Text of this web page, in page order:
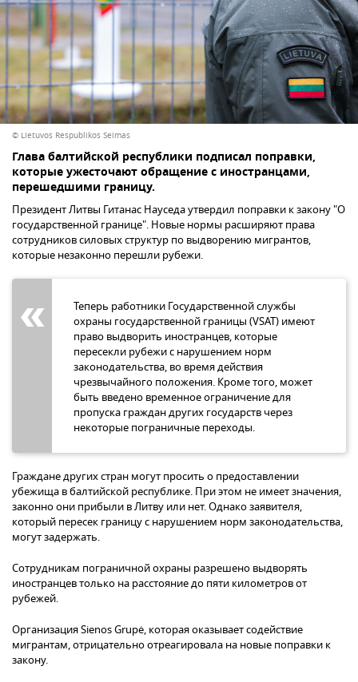
© Lietuvos Respublikos Seimas
Глава балтийской республики подписал поправки,
которые ужесточают обращение с иностранцами,
перешедшими границу.
Президент Литвы Гитанас Науседа утвердил поправки к закону "О
государственной границе". Новые нормы расширяют права
сотрудников силовых структур по выдворению мигрантов,
которые незаконно перешли рубежи.
Теперь работники Государственной службы
охраны государственной границы (VSAT) имеют
право выдворить иностранцев, которые
пересекли рубежи с нарушением норм
законодательства, во время действия
чрезвычайного положения. Кроме того, может
быть введено временное ограничение для
пропуска граждан других государств через
некоторые пограничные переходы.
Граждане других стран могут просить о предоставлении
убежища в балтийской республике. При этом не имеет значения,
законно они прибыли в Литву или нет. Однако заявителя,
который пересек границу с нарушением норм законодательства,
могут задержать.
Сотрудникам пограничной охраны разрешено выдворять
иностранцев только на расстояние до пяти километров от
рубежей.
Организация Sienos Grupė, которая оказывает содействие
мигрантам, отрицательно отреагировала на новые поправки к
закону.